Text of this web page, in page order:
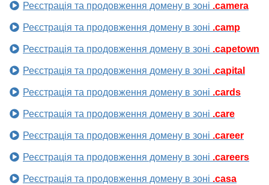
Реєстрація та продовження домену в зоні .camera
Реєстрація та продовження домену в зоні .camp
Реєстрація та продовження домену в зоні .capetown
Реєстрація та продовження домену в зоні .capital
Реєстрація та продовження домену в зоні .cards
Реєстрація та продовження домену в зоні .care
Реєстрація та продовження домену в зоні .career
Реєстрація та продовження домену в зоні .careers
Реєстрація та продовження домену в зоні .casa